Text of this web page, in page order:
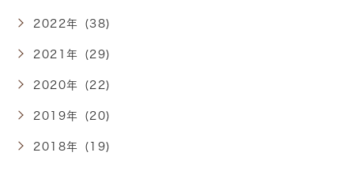
2022年 (38)
2021年 (29)
2020年 (22)
2019年 (20)
2018年 (19)